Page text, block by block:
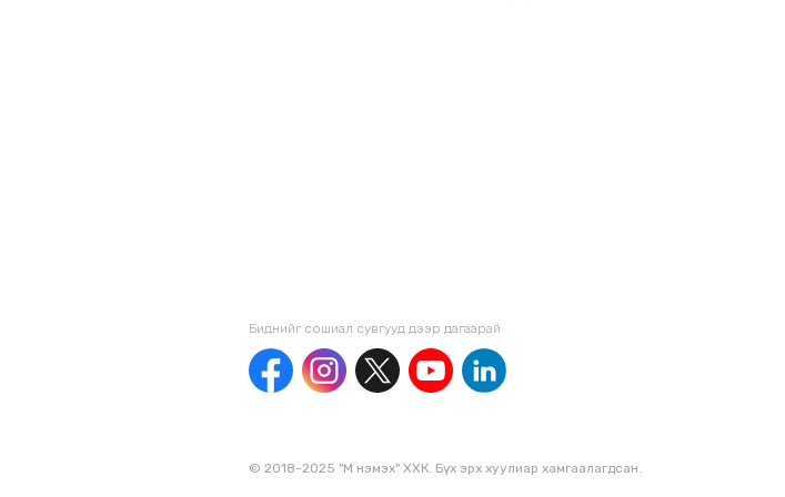
Биднийг сошиал сувгууд дээр дагаaрай
© 2018-2025 "М нэмэх" ХХК. Бүх эрх хуулиар хамгаалагдсан.